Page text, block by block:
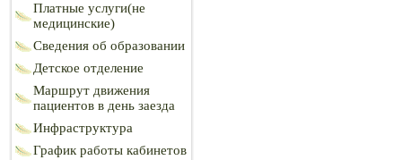
Платные услуги(не
медицинские)
Сведения об образовании
Детское отделение
Маршрут движения
пациентов в день заезда
Инфраструктура
График работы кабинетов